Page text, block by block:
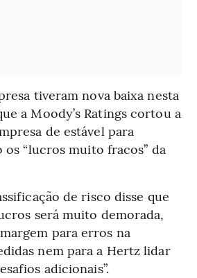
tiveram nova baixa nesta
a Moody’s Ratings cortou a
de estável para
“lucros muito fracos” da
de risco disse que
será muito demorada,
para erros na
nem para a Hertz lidar
adicionais”.